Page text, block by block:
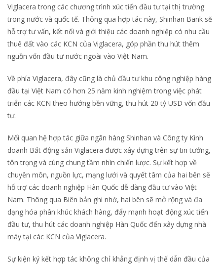
Viglacera trong các chương trình xúc tiến đầu tư tại thị trường
trong nước và quốc tế. Thông qua hợp tác này, Shinhan Bank sẽ
hỗ trợ tư vấn, kết nối và giới thiệu các doanh nghiệp có nhu cầu
thuê đất vào các KCN của Viglacera, góp phần thu hút thêm
nguồn vốn đầu tư nước ngoài vào Việt Nam.
Về phía Viglacera, đây cũng là chủ đầu tư khu công nghiệp hàng
đầu tại Việt Nam có hơn 25 năm kinh nghiệm trong việc phát
triển các KCN theo hướng bền vững, thu hút 20 tỷ USD vốn đầu
tư.
Mối quan hệ hợp tác giữa ngân hàng Shinhan và Công ty Kinh
doanh Bất động sản Viglacera được xây dựng trên sự tin tưởng,
tôn trọng và cùng chung tầm nhìn chiến lược. Sự kết hợp về
chuyên môn, nguồn lực, mạng lưới và quyết tâm của hai bên sẽ
hỗ trợ các doanh nghiệp Hàn Quốc dễ dàng đầu tư vào Việt
Nam. Thông qua Biên bản ghi nhớ, hai bên sẽ mở rộng và đa
dạng hóa phân khúc khách hàng, đẩy mạnh hoạt động xúc tiến
đầu tư, thu hút các doanh nghiệp Hàn Quốc đến xây dựng nhà
máy tại các KCN của Viglacera.
Sự kiện ký kết hợp tác không chỉ khẳng định vị thế dẫn đầu của